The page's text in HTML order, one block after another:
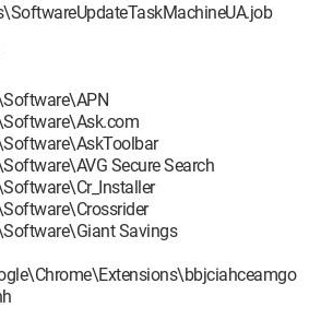
Secure Search
Savings